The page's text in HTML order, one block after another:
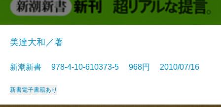
美達大和／著
新潮新書 978-4-10-610373-5 968円 2010/07/16
新書電子書籍あり